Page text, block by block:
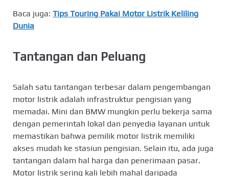
Baca juga: Tips Touring Pakai Motor Listrik Keliling
Dunia
Tantangan dan Peluang
Salah satu tantangan terbesar dalam pengembangan
motor listrik adalah infrastruktur pengisian yang
memadai. Mini dan BMW mungkin perlu bekerja sama
dengan pemerintah lokal dan penyedia layanan untuk
memastikan bahwa pemilik motor listrik memiliki
akses mudah ke stasiun pengisian. Selain itu, ada juga
tantangan dalam hal harga dan penerimaan pasar.
Motor listrik sering kali lebih mahal daripada